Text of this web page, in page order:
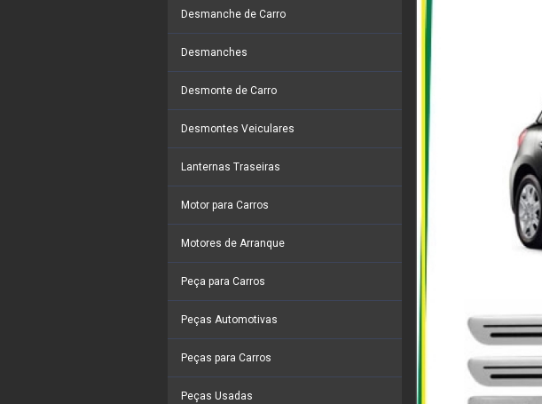
Desmanche de Carro
Desmanches
Desmonte de Carro
Desmontes Veiculares
Lanternas Traseiras
Motor para Carros
Motores de Arranque
Peça para Carros
Peças Automotivas
Peças para Carros
Peças Usadas